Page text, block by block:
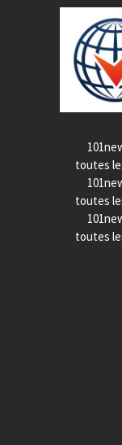
toutes
toutes
toutes